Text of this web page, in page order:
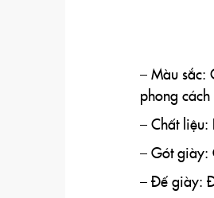
– Màu sắc:
phong
– Chất
– Gót giày:
– Đế giày: